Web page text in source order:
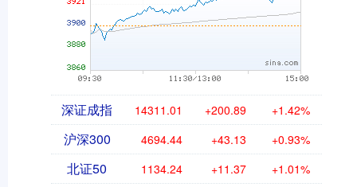
深证成指 14311.01 +200.89 +1.42%
沪深300 4694.44 +43.13 +0.93%
北证50 1134.24 +11.37 +1.01%